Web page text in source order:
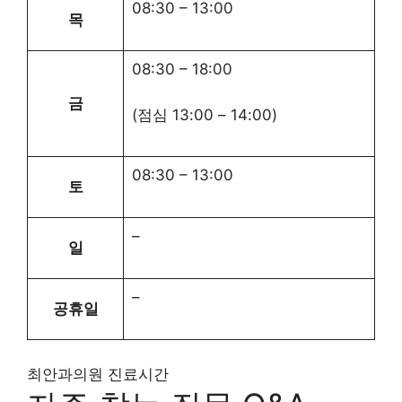
목
08:30 – 13:00
금
08:30 – 18:00
(점심 13:00 – 14:00)
토
08:30 – 13:00
일
–
공휴일
–
최안과의원 진료시간